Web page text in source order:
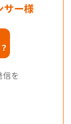
サー様
信を